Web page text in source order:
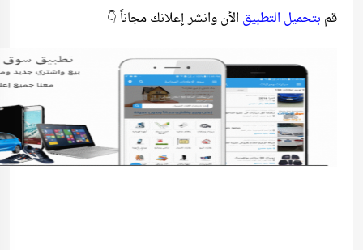
قم بتحميل التطبيق الأن وانشر إعلانك مجاناً 👇